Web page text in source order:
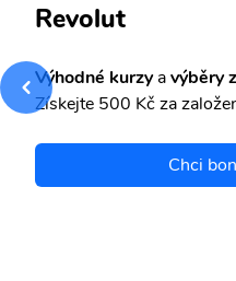
Revolut
Výhodné kurzyavýběry
Získejte 500 Kč za
Chci